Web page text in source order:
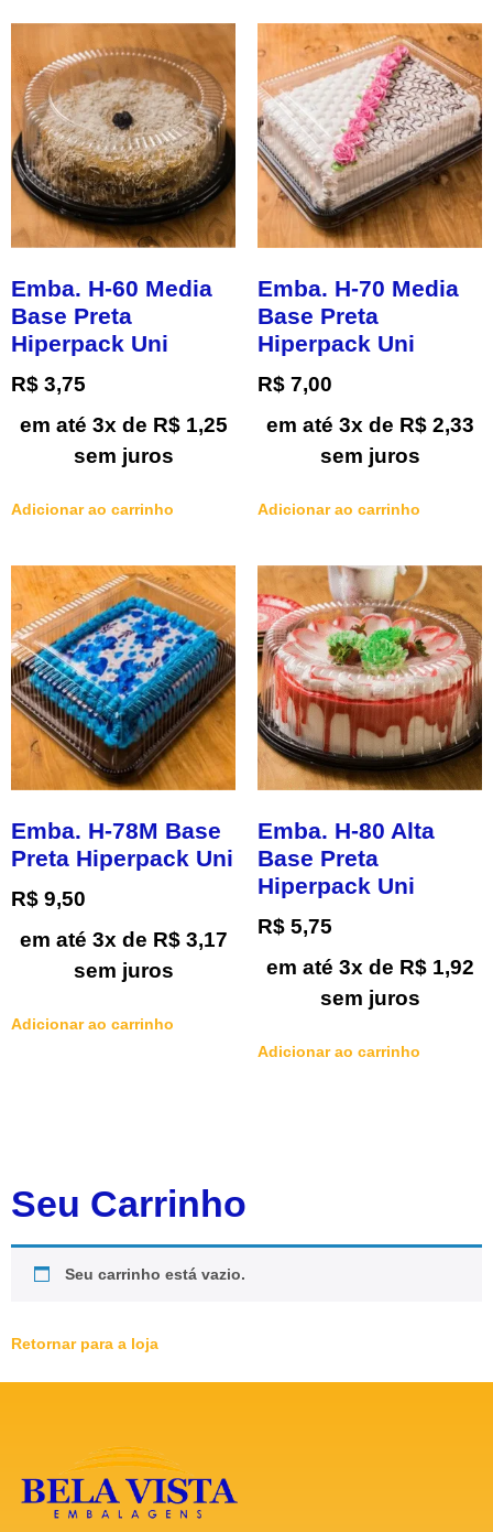
Emba. H-60 Media
Base Preta
Hiperpack Uni
R$ 3,75
em até 3x de R$1,25
sem juros
Adicionar ao carrinho
Emba. H-70 Media
Base Preta
Hiperpack Uni
R$ 7,00
em até 3x de R$2,33
sem juros
Adicionar ao carrinho
Emba. H-78M Base
Preta Hiperpack Uni
R$ 9,50
em até 3x de R$3,17
sem juros
Adicionar ao carrinho
Emba. H-80 Alta
Base Preta
Hiperpack Uni
R$ 5,75
em até 3x de R$1,92
sem juros
Adicionar ao carrinho
Seu Carrinho
Seu carrinho está vazio.
Retornar para a loja